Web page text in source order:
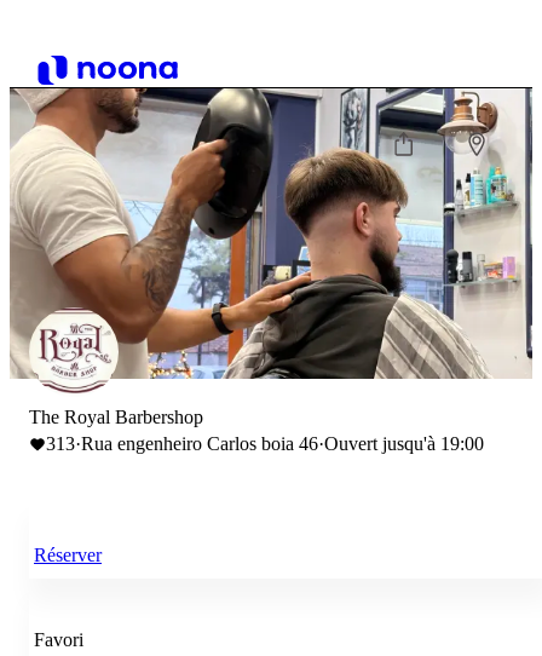
The Royal Barbershop
313·Rua engenheiro Carlos boia 46·Ouvert jusqu'à 19:00
Réserver
Favori